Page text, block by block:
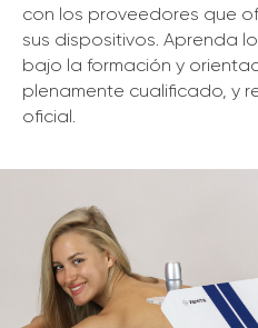
con los proveedores que
sus dispositivos. Aprenda
bajo la formación y
plenamente cualificado, y
oficial.